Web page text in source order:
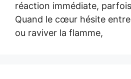
réaction immédiate,
Quand le cœur hésite
ou raviver la flamme,